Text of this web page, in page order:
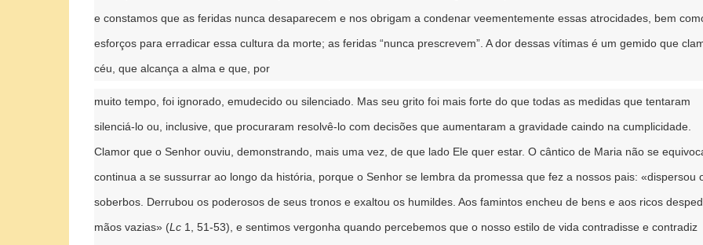
e constamos que as feridas nunca desaparecem e nos obrigam a condenar veementemente essas atrocidades, bem
esforços para erradicar essa cultura da morte; as feridas “nunca prescrevem”. A dor dessas vítimas é um gemido que
céu, que alcança a alma e que, por
muito tempo, foi ignorado, emudecido ou silenciado. Mas seu grito foi mais forte do que todas as medidas que tentaram
silenciá-lo ou, inclusive, que procuraram resolvê-lo com decisões que aumentaram a gravidade caindo na cumplicidade.
Clamor que o Senhor ouviu, demonstrando, mais uma vez, de que lado Ele quer estar. O cântico de Maria não se
continua a se sussurrar ao longo da história, porque o Senhor se lembra da promessa que fez a nossos pais: «dispersou
soberbos. Derrubou os poderosos de seus tronos e exaltou os humildes. Aos famintos encheu de bens e aos ricos
mãos vazias» (Lc 1, 51-53), e sentimos vergonha quando percebemos que o nosso estilo de vida contradisse e contradiz